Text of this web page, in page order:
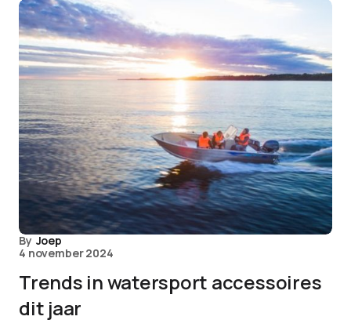
By Joep
4 november 2024
Trends in watersport accessoires
dit jaar